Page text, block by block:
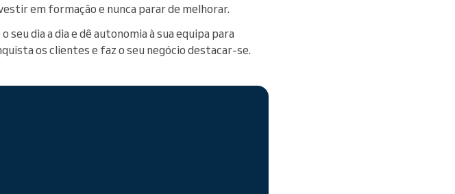
em formação e nunca parar de melhorar.
dia a dia e dê autonomia à sua equipa para
os clientes e faz o seu negócio destacar-se.